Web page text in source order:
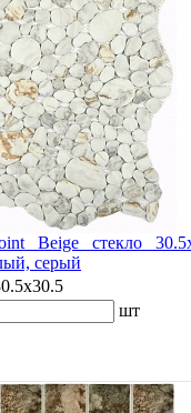
Beige стекло
серый
шт